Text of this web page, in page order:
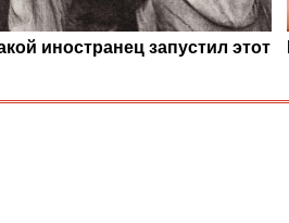
иностранец запустил этот